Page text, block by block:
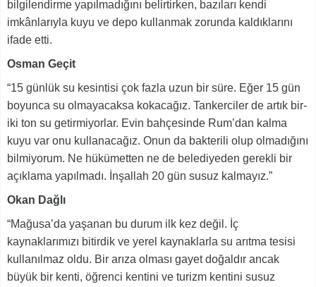
bilgilendirme yapılmadığını belirtirken, bazıları kendi
imkânlarıyla kuyu ve depo kullanmak zorunda kaldıklarını
ifade etti.
Osman Geçit
“15 günlük su kesintisi çok fazla uzun bir süre. Eğer 15 gün
boyunca su olmayacaksa kokacağız. Tankerciler de artık bir-
iki ton su getirmiyorlar. Evin bahçesinde Rum’dan kalma
kuyu var onu kullanacağız. Onun da bakterili olup olmadığını
bilmiyorum. Ne hükümetten ne de belediyeden gerekli bir
açıklama yapılmadı. İnşallah 20 gün susuz kalmayız.”
Okan Dağlı
“Mağusa’da yaşanan bu durum ilk kez değil. İç
kaynaklarımızı bitirdik ve yerel kaynaklarla su arıtma tesisi
kullanılmaz oldu. Bir arıza olması gayet doğaldır ancak
büyük bir kenti, öğrenci kentini ve turizm kentini susuz